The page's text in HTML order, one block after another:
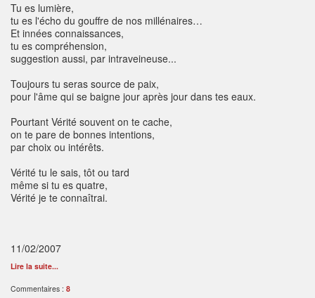
Tu es lumière,
tu es l'écho du gouffre de nos millénaires…
Et innées connaissances,
tu es compréhension,
suggestion aussi, par intraveineuse...
Toujours tu seras source de paix,
pour l'âme qui se baigne jour après jour dans tes eaux.
Pourtant Vérité souvent on te cache,
on te pare de bonnes intentions,
par choix ou intérêts.
Vérité tu le sais, tôt ou tard
même si tu es quatre,
Vérité je te connaîtrai.
11/02/2007
Lire la suite...
Commentaires : 8